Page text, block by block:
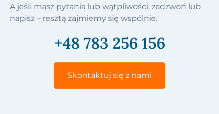
A jeśli masz pytania lub wątpliwości, zadzwoń lub
napisz – resztą zajmiemy się wspólnie.
+48 783 256 156
Skontaktuj się z nami